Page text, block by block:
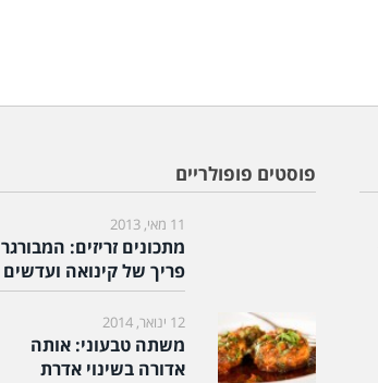
פוסטים פופולריים
11 מאי, 2013
מתכונים זריזים: המבורגר
פריך של קינואה ועדשים
12 ינואר, 2014
משתה טבעוני: אותה
אדורה בשינוי אדרת